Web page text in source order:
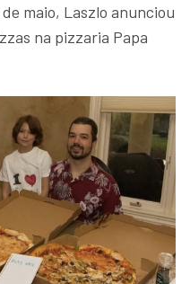
maio, Laszlo anunciou
na pizzaria Papa